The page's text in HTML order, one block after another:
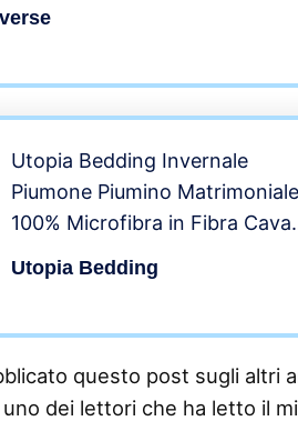
Utopia Bedding Invernale
Piumone Piumino
100% Microfibra in Fibra Cava
Utopia Bedding
questo post sugli altri
dei lettori che ha letto il